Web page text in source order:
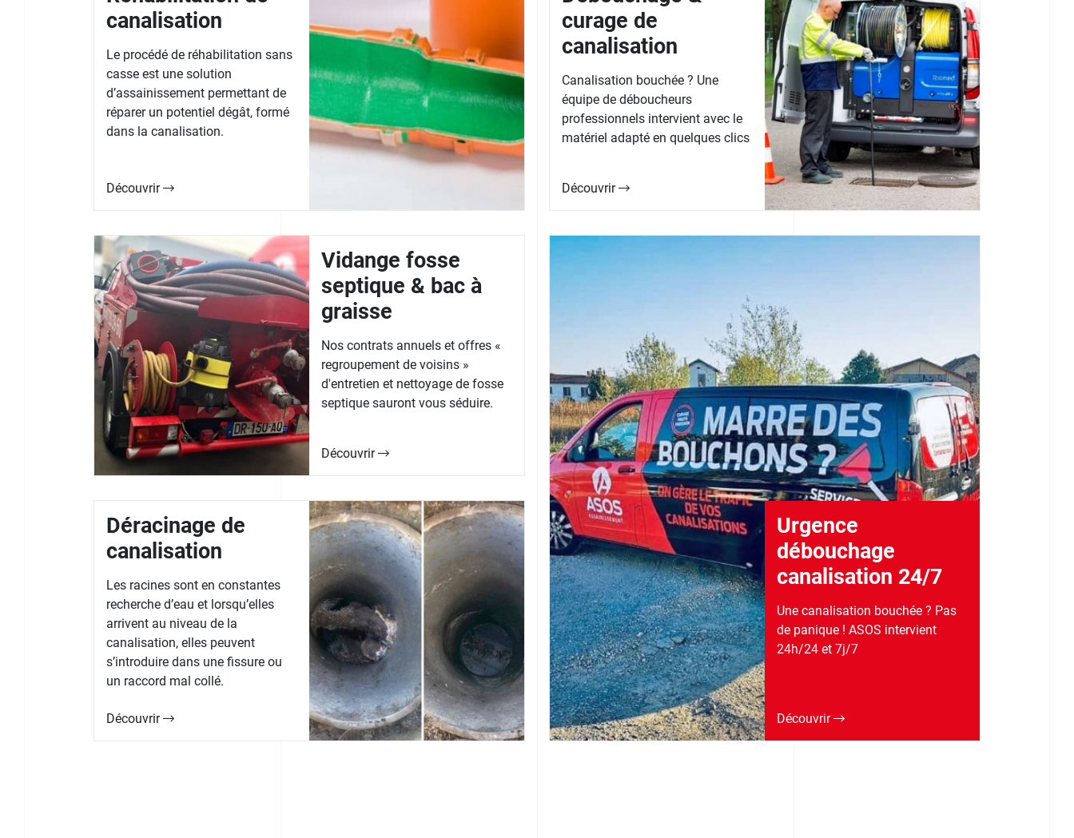
canalisation
Le procédé de réhabilitation sans
casse est une solution
d’assainissement permettant de
réparer un potentiel dégât, formé
dans la canalisation.
Découvrir
curage de
canalisation
Canalisation bouchée ? Une
équipe de déboucheurs
professionnels intervient avec le
matériel adapté en quelques clics
Découvrir
Vidange fosse
septique & bac à
graisse
Nos contrats annuels et offres «
regroupement de voisins »
d'entretien et nettoyage de fosse
septique sauront vous séduire.
Découvrir
Déracinage de
canalisation
Les racines sont en constantes
recherche d’eau et lorsqu’elles
arrivent au niveau de la
canalisation, elles peuvent
s’introduire dans une fissure ou
un raccord mal collé.
Découvrir
Urgence
débouchage
canalisation 24/7
Une canalisation bouchée ? Pas
de panique ! ASOS intervient
24h/24 et 7j/7
Découvrir